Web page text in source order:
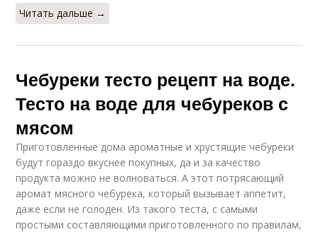
Читать дальше →
Чебуреки тесто рецепт на воде.
Тесто на воде для чебуреков с
мясом
Приготовленные дома ароматные и хрустящие чебуреки
будут гораздо вкуснее покупных, да и за качество
продукта можно не волноваться. А этот потрясающий
аромат мясного чебурека, который вызывает аппетит,
даже если не голоден. Из такого теста, с самыми
простыми составляющими приготовленного по правилам,